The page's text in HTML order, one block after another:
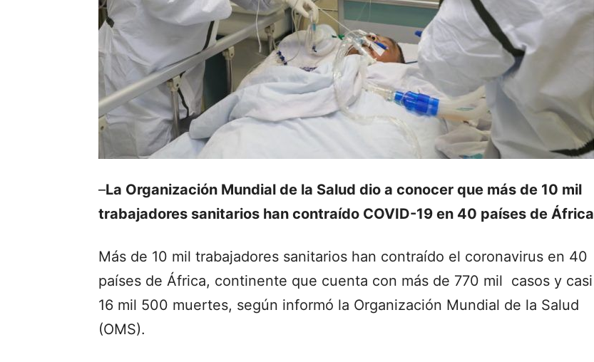
–La Organización Mundial de la Salud dio a conocer que más de 10 mil
trabajadores sanitarios han contraído COVID-19 en 40 países de África
Más de 10 mil trabajadores sanitarios han contraído el coronavirus en 40
países de África, continente que cuenta con más de 770 mil casos y casi
16 mil 500 muertes, según informó la Organización Mundial de la Salud
(OMS).